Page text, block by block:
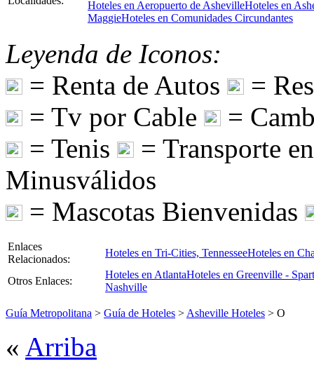
Hoteles en Aeropuerto de AshevilleHoteles en
MaggieHoteles en Comunidades Circundantes
Leyenda de Iconos:
= Renta de Autos
=
= Tv por Cable
=
= Tenis
= Transporte
Minusválidos
= Mascotas Bienvenidas
Enlaces
Relacionados:
Hoteles en Tri-Cities, TennesseeHoteles en
Otros Enlaces:
Hoteles en AtlantaHoteles en Greenville -
Nashville
Guía Metropolitana > Guía de Hoteles > Asheville Hoteles > O
« Arriba